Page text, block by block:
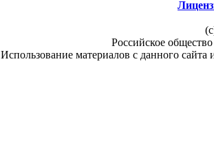
Российское
Использование материалов с данного